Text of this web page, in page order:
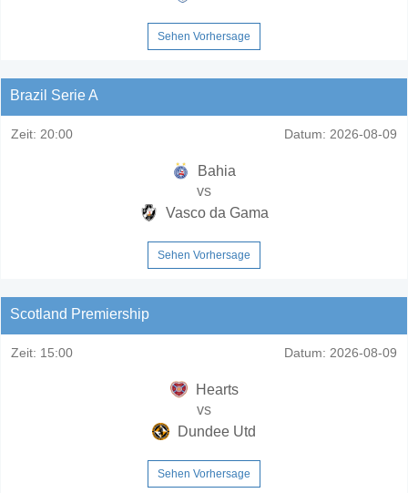
Sehen Vorhersage
Brazil Serie A
Zeit: 20:00 Datum: 2026-08-09
Bahia
vs
Vasco da Gama
Sehen Vorhersage
Scotland Premiership
Zeit: 15:00 Datum: 2026-08-09
Hearts
vs
Dundee Utd
Sehen Vorhersage